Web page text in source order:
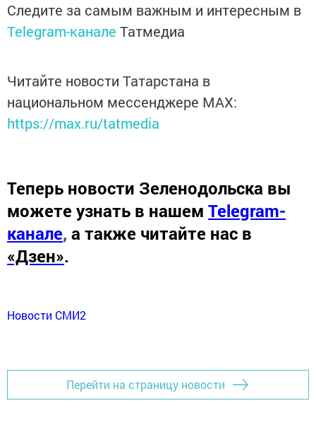
Следите за самым важным и интересным в
Telegram-канале Татмедиа
Читайте новости Татарстана в
национальном мессенджере MАХ:
https://max.ru/tatmedia
Теперь новости Зеленодольска вы
можете узнать в нашем Telegram-
канале, а также читайте нас в
«Дзен».
Новости СМИ2
Перейти на страницу новости